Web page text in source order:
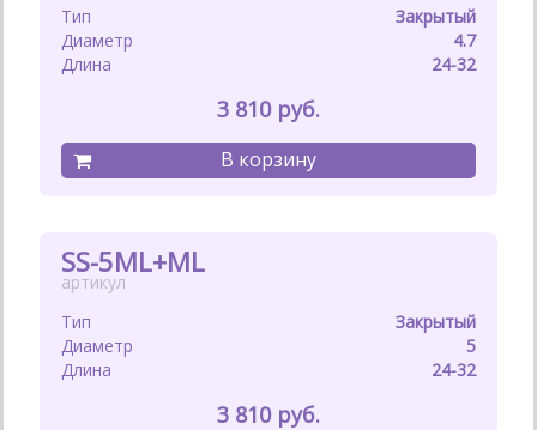
Закрытый
4.7
24-32
3 810
Закрытый
5
24-32
SS-5ML+ML
3 810